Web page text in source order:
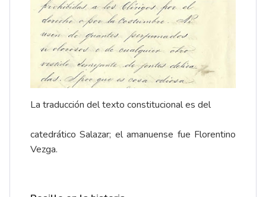
La traducción del texto constitucional es del
catedrático Salazar; el amanuense fue Florentino
Vezga.